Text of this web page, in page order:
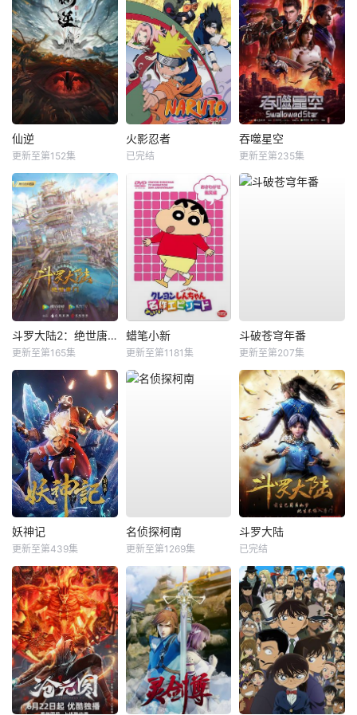
仙逆
更新至第152集
火影忍者
已完结
吞噬星空
更新至第235集
斗罗大陆2：绝世唐门
更新至第165集
蜡笔小新
更新至第1181集
斗破苍穹年番
更新至第207集
妖神记
更新至第439集
名侦探柯南
更新至第1269集
斗罗大陆
已完结